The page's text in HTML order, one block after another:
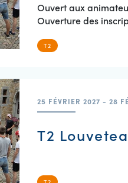
Ouvert aux
Ouverture des
T2
25 FÉVRIER 2027 - 28
T2